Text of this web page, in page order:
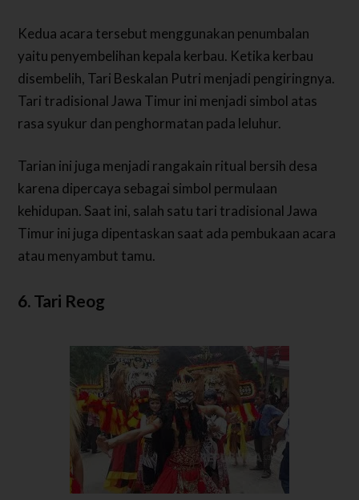
Kedua acara tersebut menggunakan penumbalan
yaitu penyembelihan kepala kerbau. Ketika kerbau
disembelih, Tari Beskalan Putri menjadi pengiringnya.
Tari tradisional Jawa Timur ini menjadi simbol atas
rasa syukur dan penghormatan pada leluhur.
Tarian ini juga menjadi rangakain ritual bersih desa
karena dipercaya sebagai simbol permulaan
kehidupan. Saat ini, salah satu tari tradisional Jawa
Timur ini juga dipentaskan saat ada pembukaan acara
atau menyambut tamu.
6. Tari Reog